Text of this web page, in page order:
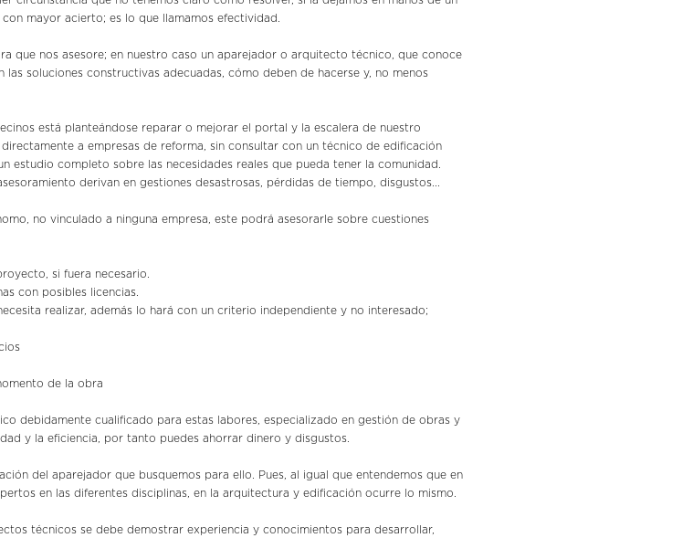
mayor acierto; es lo que llamamos efectividad.
que nos asesore; en nuestro caso un aparejador o arquitecto técnico, que conoce
las soluciones constructivas adecuadas, cómo deben de hacerse y, no menos
está planteándose reparar o mejorar el portal y la escalera de nuestro
a empresas de reforma, sin consultar con un técnico de edificación
estudio completo sobre las necesidades reales que pueda tener la comunidad.
derivan en gestiones desastrosas, pérdidas de tiempo, disgustos...
no vinculado a ninguna empresa, este podrá asesorarle sobre cuestiones
si fuera necesario.
con posibles licencias.
realizar, además lo hará con un criterio independiente y no interesado;
de la obra
debidamente cualificado para estas labores, especializado en gestión de obras y
y la eficiencia, por tanto puedes ahorrar dinero y disgustos.
del aparejador que busquemos para ello. Pues, al igual que entendemos que en
en las diferentes disciplinas, en la arquitectura y edificación ocurre lo mismo.
técnicos se debe demostrar experiencia y conocimientos para desarrollar,